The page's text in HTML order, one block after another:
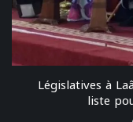
Législatives à
liste